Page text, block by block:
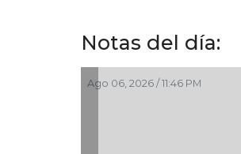
Notas del día:
Ago 06, 2026 / 11:15 PM